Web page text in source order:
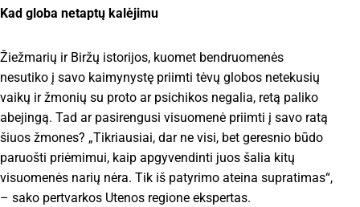
Kad globa netaptų kalėjimu
Žiežmarių ir Biržų istorijos, kuomet bendruomenės
nesutiko į savo kaimynystę priimti tėvų globos netekusių
vaikų ir žmonių su proto ar psichikos negalia, retą paliko
abejingą. Tad ar pasirengusi visuomenė priimti į savo ratą
šiuos žmones? „Tikriausiai, dar ne visi, bet geresnio būdo
paruošti priėmimui, kaip apgyvendinti juos šalia kitų
visuomenės narių nėra. Tik iš patyrimo ateina supratimas“,
– sako pertvarkos Utenos regione ekspertas.